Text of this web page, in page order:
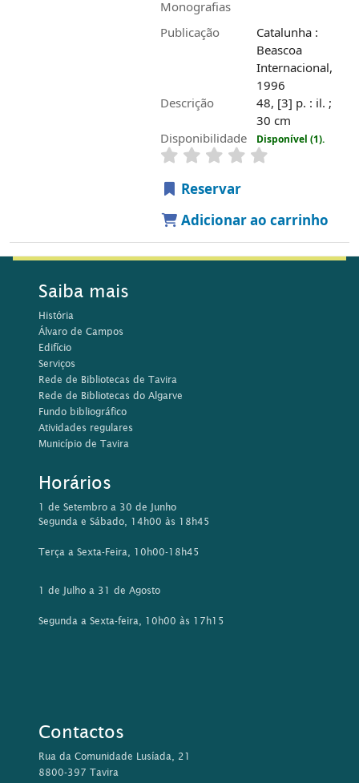
Monografias
Publicação
Catalunha :
Beascoa
Internacional,
1996
Descrição
48, [3] p. : il. ;
30 cm
Disponibilidade
Disponível (1).
Reservar
Adicionar ao carrinho
Saiba mais
História
Álvaro de Campos
Edifício
Serviços
Rede de Bibliotecas de Tavira
Rede de Bibliotecas do Algarve
Fundo bibliográfico
Atividades regulares
Município de Tavira
Horários
1 de Setembro a 30 de Junho
Segunda e Sábado, 14h00 às 18h45
Terça a Sexta-Feira, 10h00-18h45
1 de Julho a 31 de Agosto
Segunda a Sexta-feira, 10h00 às 17h15
Contactos
Rua da Comunidade Lusíada, 21
8800-397 Tavira